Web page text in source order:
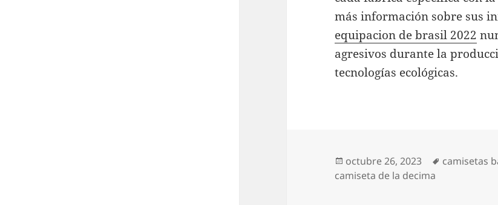
más información sobre sus
equipacion de brasil 2022
agresivos durante la
tecnologías ecológicas.
Publicado
el
octubre 26, 2023 Etiquetas
camisetas
camiseta de la decima